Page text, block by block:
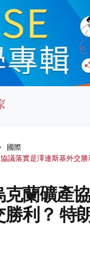
國際
議落實是澤連斯基外交
克蘭礦產
利？ 特